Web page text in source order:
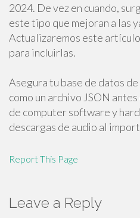
2024. De vez en cuando,
este tipo que mejoran a las
Actualizaremos este
para incluirlas.
Asegura tu base de datos
como un archivo JSON
de computer software y
descargas de audio al
Report This Page
Leave a Reply